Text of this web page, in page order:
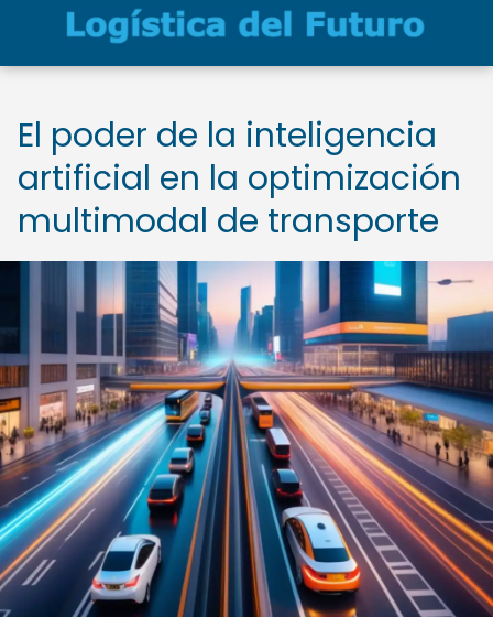
El poder de la inteligencia
artificial en la optimización
multimodal de transporte